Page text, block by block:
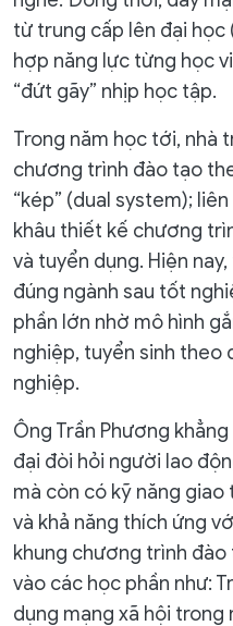
từ trung cấp lên đại học
hợp năng lực từng học
“đứt gãy” nhịp học tập.
Trong năm học tới, nhà
chương trình đào tạo
“kép” (dual system);
khâu thiết kế chương
và tuyển dụng. Hiện
đúng ngành sau tốt
phần lớn nhờ mô hình
nghiệp, tuyển sinh theo
nghiệp.
Ông Trần Phương
đại đòi hỏi người lao
mà còn có kỹ năng
và khả năng thích ứng
khung chương trình
vào các học phần như:
dụng mạng xã hội trong